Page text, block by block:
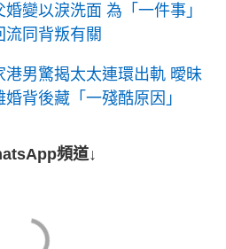
變以淚洗面 為「一件事」
流同背叛有關
男驚揭太太連環出軌 曖昧
背後藏「一殘酷原因」
頻道↓